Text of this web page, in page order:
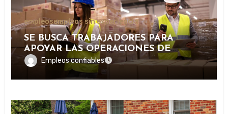
empleosempleos sin experiencia
SE BUSCA TRABAJADORES PARA
APOYAR LAS OPERACIONES DE
DISTRIBUCIÓN Y ORGANIZACIÓN DE
PAQUETERÍA EN IMPORTANTE
EMPRESA LOGÍSTICA
Empleos confiables